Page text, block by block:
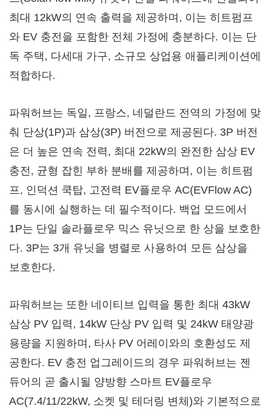
최대 12kW의 연속 출력을 제공하며, 이는 히트펌프
와 EV 충전을 포함한 전체 가정에 충분하다. 이는 단
독 주택, 다세대 가구, 소규모 상업용 애플리케이션에
적합하다.
파워허브는 독일, 프랑스, 네덜란드 전역의 가정에 맞
춰 단상(1P)과 삼상(3P) 버전으로 제공된다. 3P 버전
은 더 높은 연속 전력, 최대 22kW의 완전한 삼상 EV
충전, 균형 잡힌 부하 분배를 제공하며, 이는 히트펌
프, 인덕션 쿡탑, 고전력 EV플로우 AC(EVFlow AC)
를 동시에 실행하는 데 필수적이다. 백업 모드에서
1P는 단일 솔라플로우 믹스 유닛으로 한 상을 보호한
다. 3P는 3개 유닛을 병렬로 사용하여 모든 삼상을
보호한다.
파워허브는 또한 네이티브 입력을 통한 최대 43kW
삼상 PV 입력, 14kW 단상 PV 입력 및 24kW 태양광
용량을 지원하며, 타사 PV 어레이와의 호환성도 제
공한다. EV 충전 업그레이드의 경우 파워허브는 젠
듀어의 곧 출시될 양방향 스마트 EV플로우
AC(7.4/11/22kW, 소켓 및 테더링 변체)와 기본적으로